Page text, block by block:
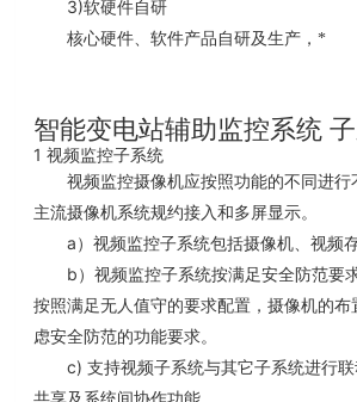
3)软硬件自研
核心硬件、软件产品自研及生产，*
智能变电站辅助监控系统
1视频监控子系统
视频监控摄像机应按照功能的不同进行
主流摄像机系统规约接入和多屏显示。
a ）视频监控子系统包括摄像机、视频
b ）视频监控子系统按满足安全防范要
按照满足无人值守的要求配置，摄像机的布
虑安全防范的功能要求。
c)支持视频子系统与其它子系统进行